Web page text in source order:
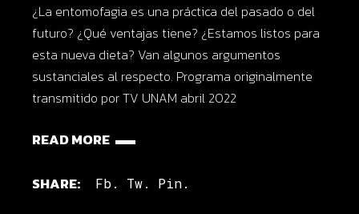
¿La entomofagia es una práctica del pasado o del
futuro? ¿Qué ventajas tiene? ¿Estamos listos para
esta nueva dieta? Van algunos argumentos
sustanciales al respecto. Programa originalmente
transmitido por TV UNAM abril 2022
READ MORE
SHARE: Fb. Tw. Pin.